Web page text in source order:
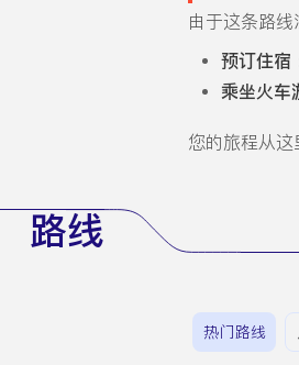
由于这条路
预订住宿
乘坐火车
您的旅程从这
路线
热门路线